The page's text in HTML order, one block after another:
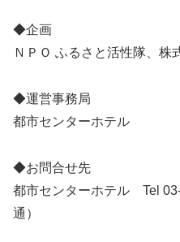
◆企画
ＮＰＯ ふるさと活性隊、株
◆運営事務局
都市センターホテル
◆お問合せ先
都市センターホテル Tel
通）